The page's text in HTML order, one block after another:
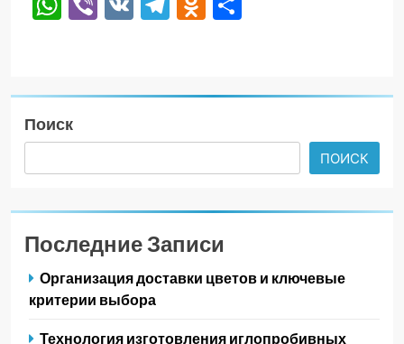
Поиск
ПОИСК
Последние Записи
Организация доставки цветов и ключевые
критерии выбора
Технология изготовления иглопробивных